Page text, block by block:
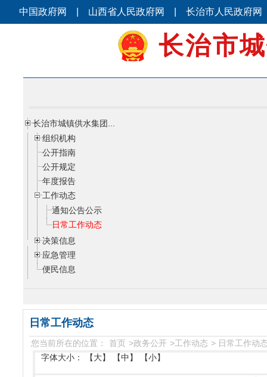
中国政府网 山西省人民政府网 长治市人民政府网
长治市
长治市城镇供水集团...
组织机构
公开指南
公开规定
年度报告
工作动态
通知公告公示
日常工作动态
决策信息
应急管理
便民信息
日常工作动态
您当前所在的位置： 首页 >政务公开 >工作动态 >日常工作动
字体大小：
【大】 【中】 【小】